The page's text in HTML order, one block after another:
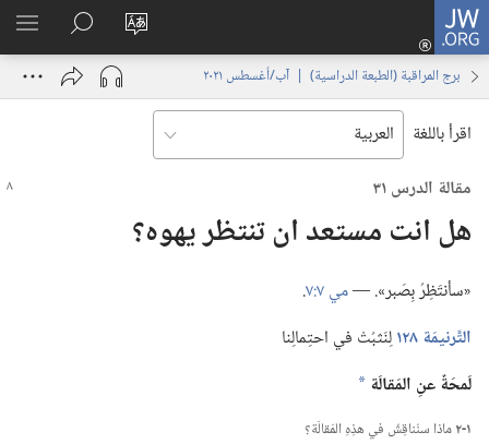
JW.ORG
تغيير
لغة
الموقع
تسجيل
الدخول
نافذة
البحث
في
JW.‎ORG
برج المراقبة (‏الطبعة الدراسية)‏ | ‏‎آب/أغسطس‏ ‏‎٢٠٢١‏
اقرأ باللغة
مقالة الدرس ٣١
هل انت مستعد ان تنتظر يهوه؟‏
‏«سأنتَظِرُ بِصَبر».‏ —‏مي ٧:‏٧
‏.‏
التَّرنيمَة ١٢٨
لِنَثبُتْ في احتِمالِنا
لَمحَةٌ عنِ المَقالَة a
١-‏٢ ماذا سنُناقِشُ في هذِهِ المَقالَة؟‏